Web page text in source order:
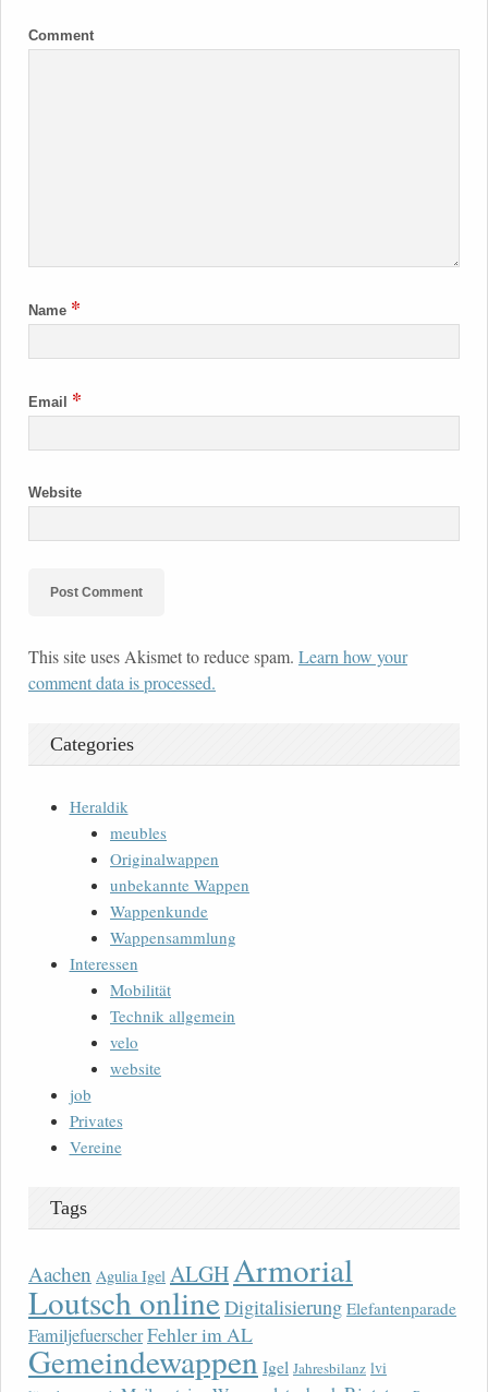
Comment
Name *
Email *
Website
This site uses Akismet to reduce spam. Learn how your
comment data is processed.
Categories
Heraldik
meubles
Originalwappen
unbekannte Wappen
Wappenkunde
Wappensammlung
Interessen
Mobilität
Technik allgemein
velo
website
job
Privates
Vereine
Tags
Aachen Agulia Igel ALGH Armorial
Loutsch onlineDigitalisierung Elefantenparade
FamiljefuerscherFehler im AL
Gemeindewappen Igel Jahresbilanz lvi